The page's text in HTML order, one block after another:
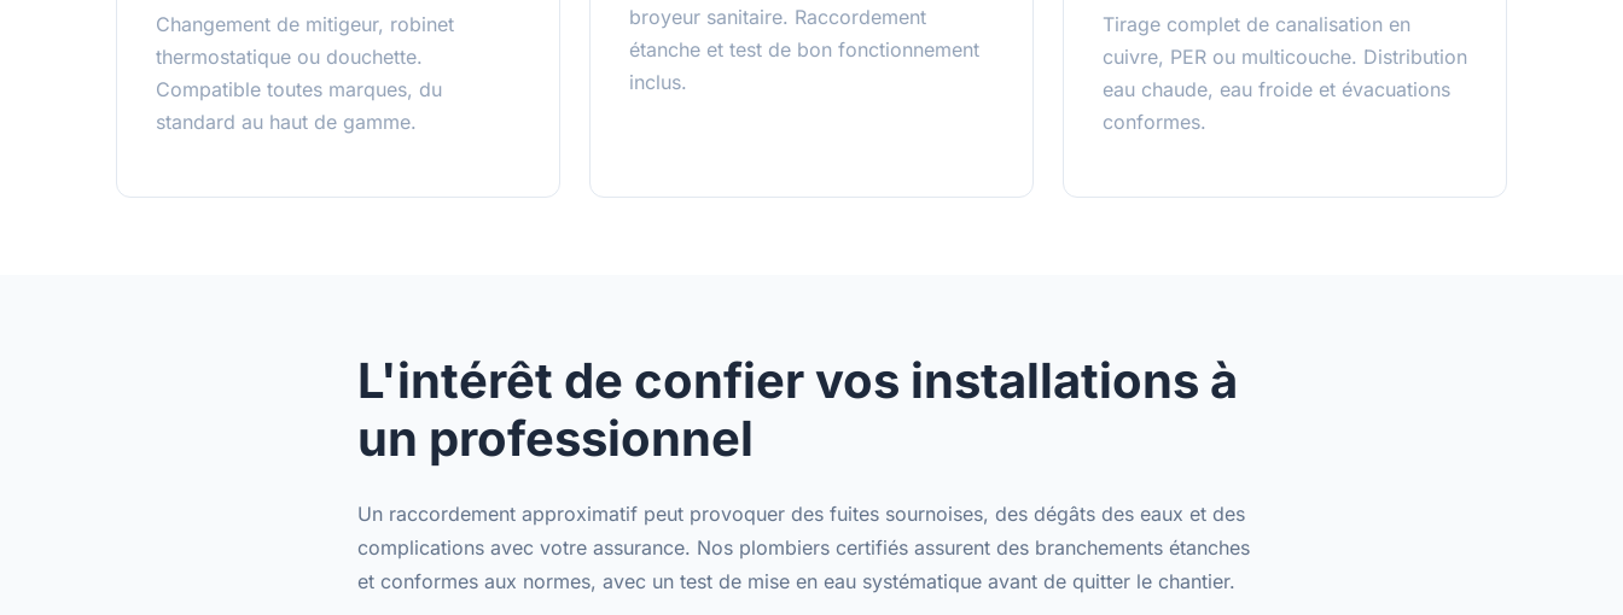
Changement de mitigeur, robinet
thermostatique ou douchette.
Compatible toutes marques, du
standard au haut de gamme.
broyeur sanitaire. Raccordement
étanche et test de bon fonctionnement
inclus.
Tirage complet de canalisation en
cuivre, PER ou multicouche. Distribution
eau chaude, eau froide et évacuations
conformes.
L'intérêt de confier vos installations à
un professionnel
Un raccordement approximatif peut provoquer des fuites sournoises, des dégâts des eaux et des
complications avec votre assurance. Nos plombiers certifiés assurent des branchements étanches
et conformes aux normes, avec un test de mise en eau systématique avant de quitter le chantier.